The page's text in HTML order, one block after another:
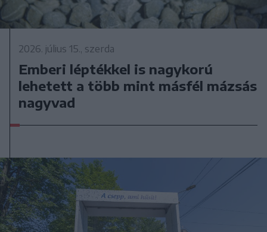
2026. július 15., szerda
Emberi léptékkel is nagykorú
lehetett a több mint másfél mázsás
nagyvad